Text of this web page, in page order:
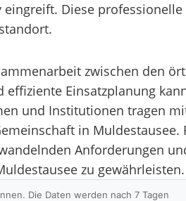
Diese
zwischen den
Einsatzplanung
und Institutionen tragen
in Muldestausee.
Anforderungen
zu gewährleisten.
Die Daten werden nach 7 Tagen